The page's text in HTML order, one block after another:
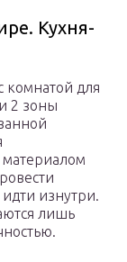
Кухня-
комнатой для
2 зоны
изнутри.
лишь